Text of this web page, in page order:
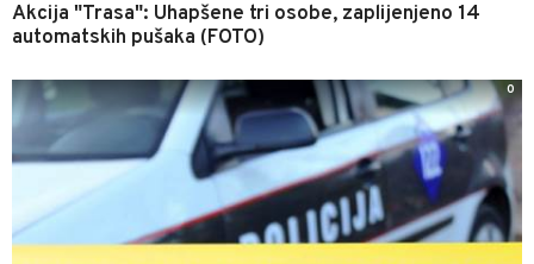
Akcija "Trasa": Uhapšene tri osobe, zaplijenjeno 14
automatskih pušaka (FOTO)
0